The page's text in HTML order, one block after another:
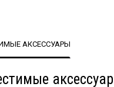
АКСЕССУАРЫ